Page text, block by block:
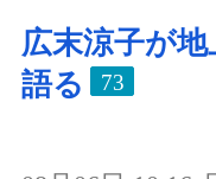
広末涼子が
語る
73